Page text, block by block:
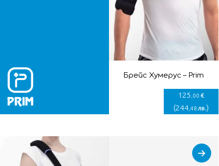
Брейс Хумерус – Prim
125 ,00 €
(244,48 лв.)